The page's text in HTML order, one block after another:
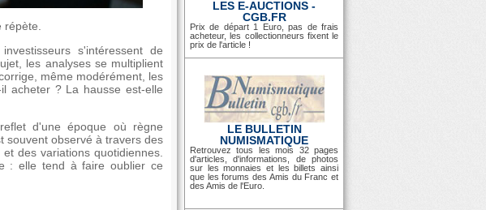
s'intéressent de
les analyses se multiplient
même modérément, les
acheter ? La hausse est-elle
d'une époque où règne
souvent observé à travers des
des variations quotidiennes.
: elle tend à faire oublier ce
LES E-AUCTIONS -
CGB.FR
Prix de départ 1 Euro, pas de frais
acheteur, les collectionneurs fixent le
prix de l'article !
LE BULLETIN
NUMISMATIQUE
Retrouvez tous les mois 32 pages
d'articles, d'informations, de photos
sur les monnaies et les billets ainsi
que les forums des Amis du Franc et
des Amis de l'Euro.